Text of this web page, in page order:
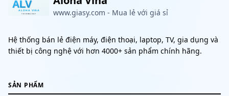
www.giasy.com - Mua lẻ với giá sỉ
Hệ thống bán lẻ điện máy, điện thoại, laptop, TV, gia dụng và
thiết bị công nghệ với hơn 4000+ sản phẩm chính hãng.
SẢN PHẨM